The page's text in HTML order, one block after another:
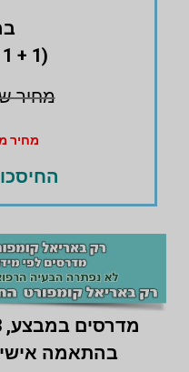
(1 + 1 + 1 חינם)
מחיר שוק:
מחיר
החיסכון
מדרסים במבצע,
בהתאמה אישית ( 1 + 1 +